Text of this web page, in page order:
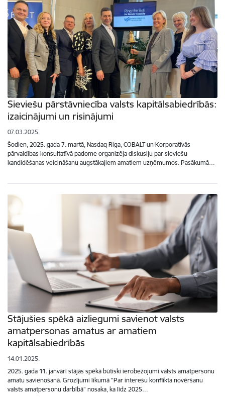
Sieviešu pārstāvniecība valsts kapitālsabiedrībās:
izaicinājumi un risinājumi
07.03.2025.
Šodien, 2025. gada 7. martā, Nasdaq Riga, COBALT un Korporatīvās
pārvaldības konsultatīvā padome organizēja diskusiju par sieviešu
kandidēšanas veicināšanu augstākajiem amatiem uzņēmumos. Pasākumā…
Stājušies spēkā aizliegumi savienot valsts
amatpersonas amatus ar amatiem
kapitālsabiedrībās
14.01.2025.
2025. gada 11. janvārī stājās spēkā būtiski ierobežojumi valsts amatpersonu
amatu savienošanā. Grozījumi likumā "Par interešu konflikta novēršanu
valsts amatpersonu darbībā" nosaka, ka līdz 2025…